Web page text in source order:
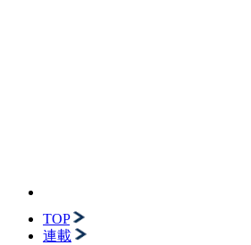
TOP
連載